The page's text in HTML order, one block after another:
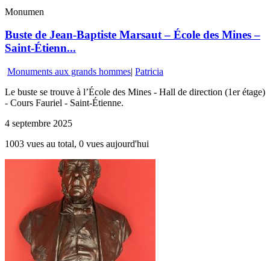
Monumen
Buste de Jean-Baptiste Marsaut – École des Mines –
Saint-Étienn...
Monuments aux grands hommes| Patricia
Le buste se trouve à l’École des Mines - Hall de direction (1er étage)
- Cours Fauriel - Saint-Étienne.
4 septembre 2025
1003 vues au total, 0 vues aujourd'hui